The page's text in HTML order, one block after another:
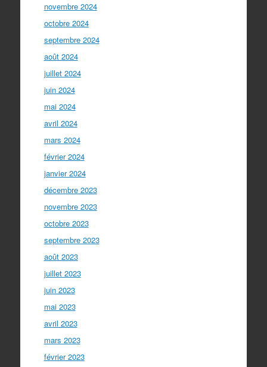
novembre 2024
octobre 2024
septembre 2024
août 2024
juillet 2024
juin 2024
mai 2024
avril 2024
mars 2024
février 2024
janvier 2024
décembre 2023
novembre 2023
octobre 2023
septembre 2023
août 2023
juillet 2023
juin 2023
mai 2023
avril 2023
mars 2023
février 2023